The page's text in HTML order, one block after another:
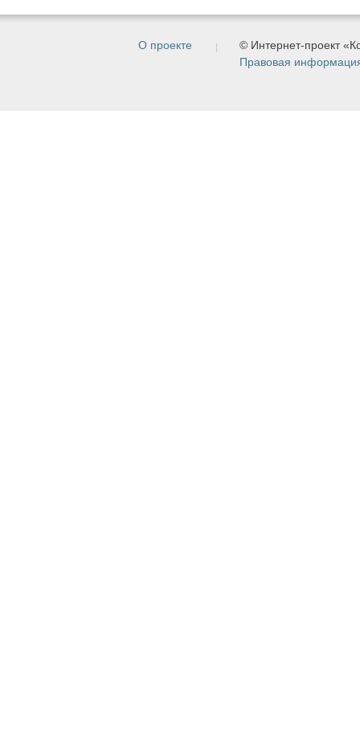
О проекте
© Интернет-проект
Правовая